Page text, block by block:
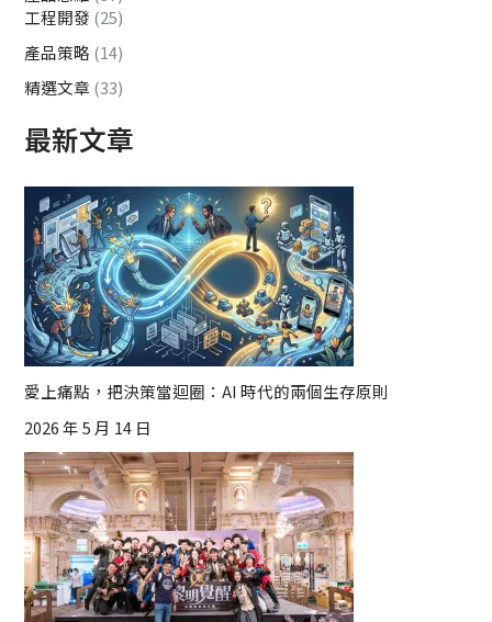
工程開發 (25)
產品策略 (14)
精選文章 (33)
最新文章
愛上痛點，把決策當迴圈：AI 時代的兩個生存原則
2026 年 5 月 14 日